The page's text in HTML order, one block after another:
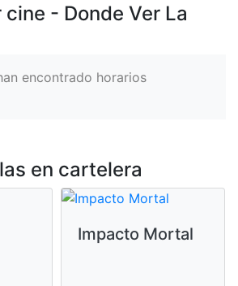
- Donde Ver La
encontrado horarios
en cartelera
Impacto Mortal